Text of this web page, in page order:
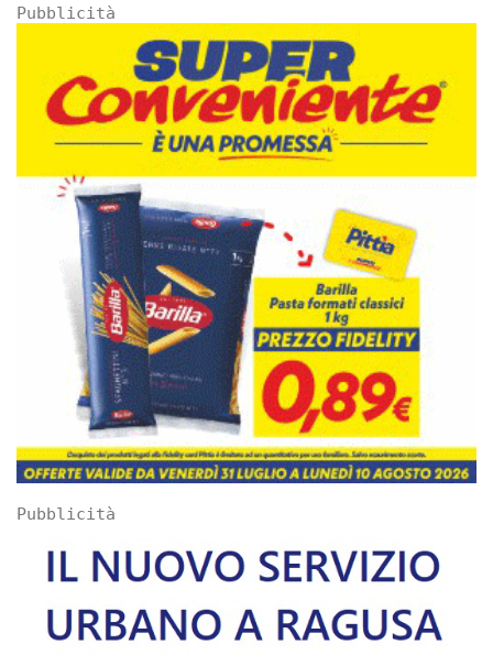
Pubblicità
Pubblicità